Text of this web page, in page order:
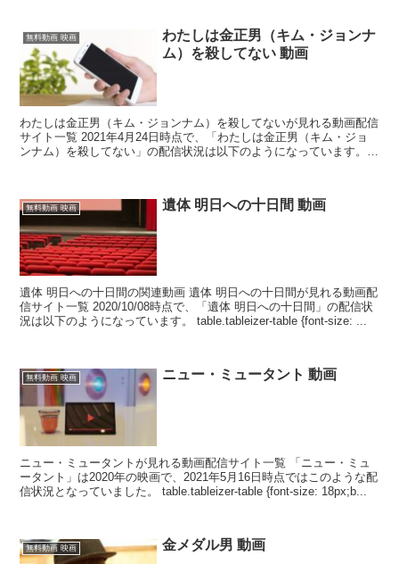
無料動画 映画
わたしは金正男（キム・ジョンナ
ム）を殺してない 動画
わたしは金正男（キム・ジョンナム）を殺してないが見れる動画配信
サイト一覧 2021年4月24日時点で、「わたしは金正男（キム・ジョ
ンナム）を殺してない」の配信状況は以下のようになっています。
無料動画 映画 遺体 明日への十日間 動画
遺体 明日への十日間の関連動画 遺体 明日への十日間が見れる動画配
信サイト一覧 2020/10/08時点で、「遺体 明日への十日間」の配信状
況は以下のようになっています。 table.tableizer-table {font-size: ...
無料動画 映画 ニュー・ミュータント 動画
ニュー・ミュータントが見れる動画配信サイト一覧 「ニュー・ミュ
ータント」は2020年の映画で、2021年5月16日時点ではこのような配
信状況となっていました。 table.tableizer-table {font-size: 18px;b...
無料動画 映画 金メダル男 動画